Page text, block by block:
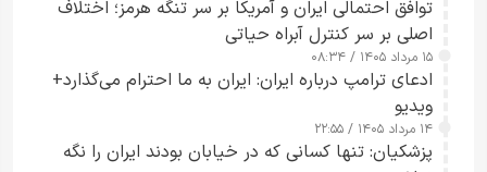
توافق احتمالی ایران و آمریکا بر سر تنگه هرمز؛ اختلاف
اصلی بر سر کنترل آبراه حیاتی
۱۵ مرداد ۱۴۰۵ / ۰۸:۳۴
ادعای ترامپ درباره ایران: ایران به ما احترام می‌گذارد+
ویدیو
۱۴ مرداد ۱۴۰۵ / ۲۲:۵۵
پزشکیان: تنها کسانی که در خیابان بودند ایران را نگه